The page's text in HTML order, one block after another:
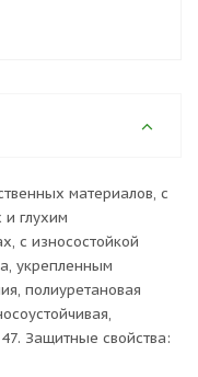
материалов, с
глухим
с износостойкой
укрепленным
полиуретановая
Защитные свойства: